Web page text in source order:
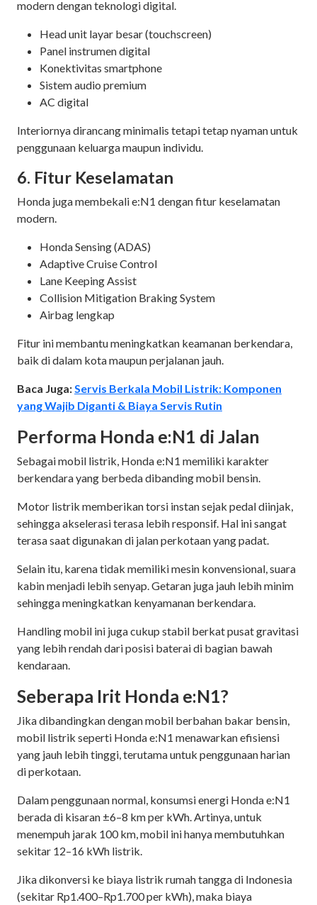
modern dengan teknologi digital.
Head unit layar besar (touchscreen)
Panel instrumen digital
Konektivitas smartphone
Sistem audio premium
AC digital
Interiornya dirancang minimalis tetapi tetap nyaman untuk
penggunaan keluarga maupun individu.
6. Fitur Keselamatan
Honda juga membekali e:N1 dengan fitur keselamatan
modern.
Honda Sensing (ADAS)
Adaptive Cruise Control
Lane Keeping Assist
Collision Mitigation Braking System
Airbag lengkap
Fitur ini membantu meningkatkan keamanan berkendara,
baik di dalam kota maupun perjalanan jauh.
Baca Juga: Servis Berkala Mobil Listrik: Komponen
yang Wajib Diganti & Biaya Servis Rutin
Performa Honda e:N1 di Jalan
Sebagai mobil listrik, Honda e:N1 memiliki karakter
berkendara yang berbeda dibanding mobil bensin.
Motor listrik memberikan torsi instan sejak pedal diinjak,
sehingga akselerasi terasa lebih responsif. Hal ini sangat
terasa saat digunakan di jalan perkotaan yang padat.
Selain itu, karena tidak memiliki mesin konvensional, suara
kabin menjadi lebih senyap. Getaran juga jauh lebih minim
sehingga meningkatkan kenyamanan berkendara.
Handling mobil ini juga cukup stabil berkat pusat gravitasi
yang lebih rendah dari posisi baterai di bagian bawah
kendaraan.
Seberapa Irit Honda e:N1?
Jika dibandingkan dengan mobil berbahan bakar bensin,
mobil listrik seperti Honda e:N1 menawarkan efisiensi
yang jauh lebih tinggi, terutama untuk penggunaan harian
di perkotaan.
Dalam penggunaan normal, konsumsi energi Honda e:N1
berada di kisaran ±6–8 km per kWh. Artinya, untuk
menempuh jarak 100 km, mobil ini hanya membutuhkan
sekitar 12–16 kWh listrik.
Jika dikonversi ke biaya listrik rumah tangga di Indonesia
(sekitar Rp1.400–Rp1.700 per kWh), maka biaya